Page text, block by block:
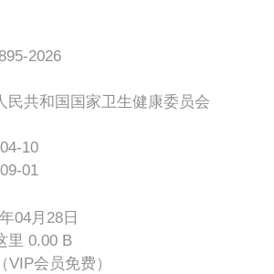
2026
民共和国国家卫生健康委员会
10
01
04月28日
里 0.00 B
会员免费）